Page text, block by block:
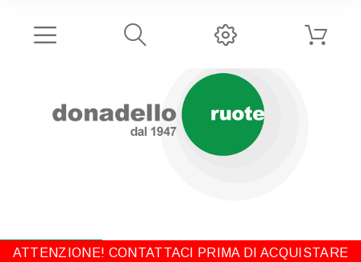
ATTENZIONE! CONTATTACI PRIMA DI ACQUISTARE